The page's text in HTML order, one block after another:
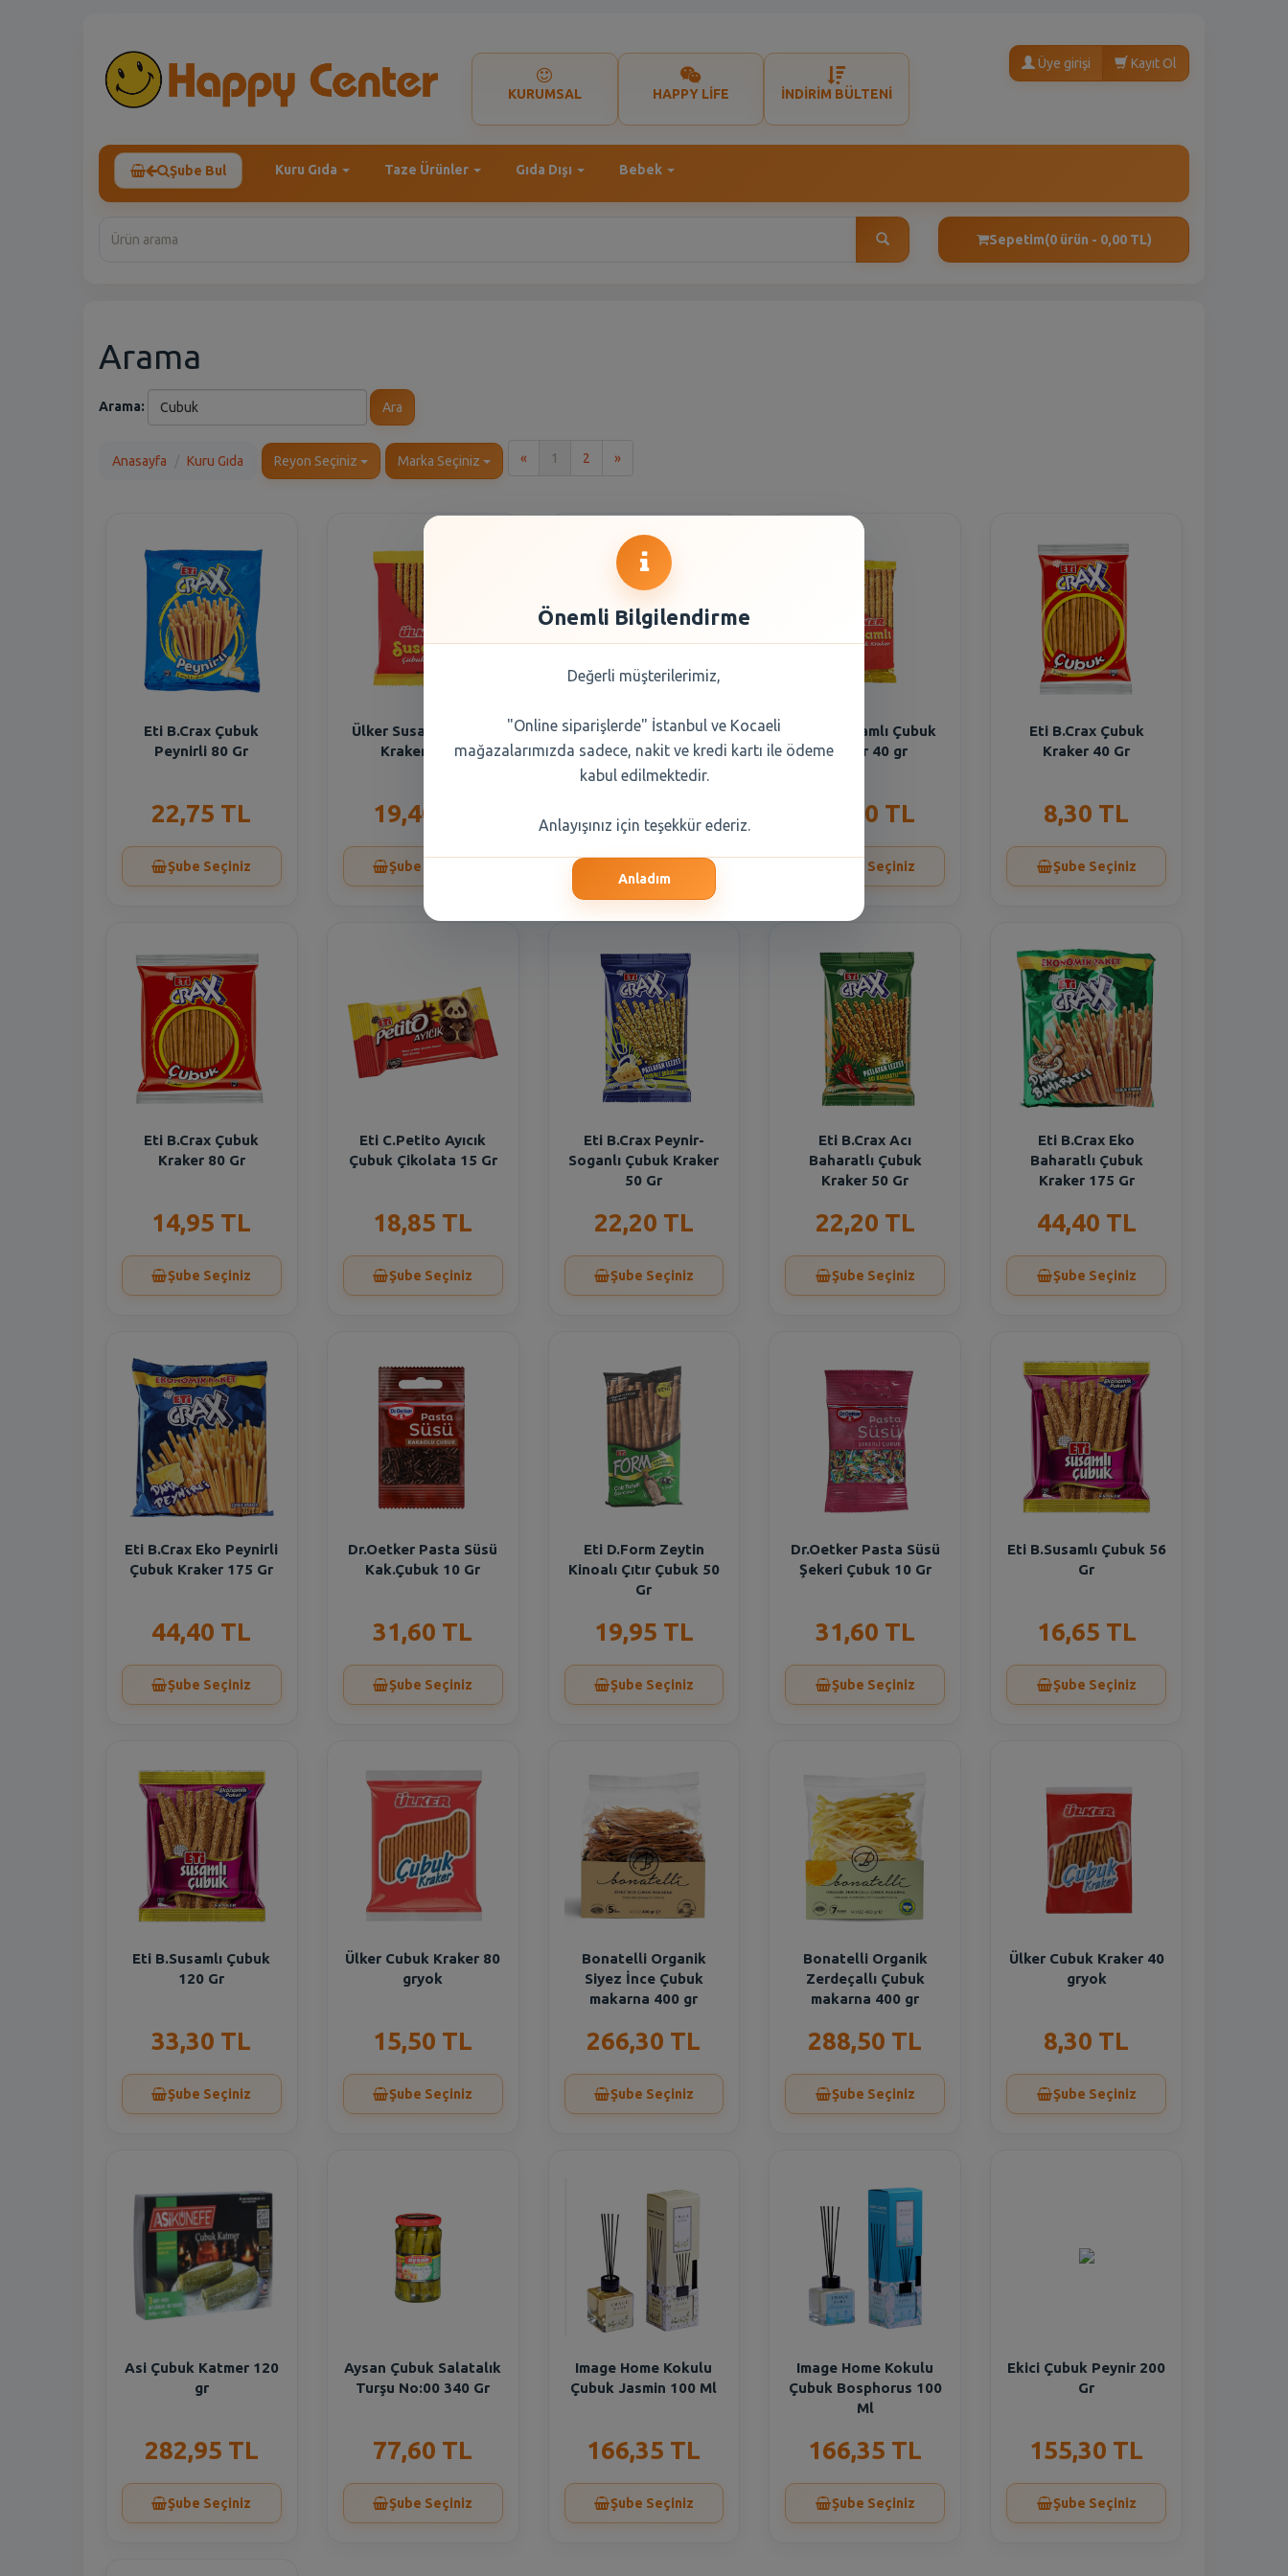
KURUMSAL HAPPY LİFE İNDİRİM BÜLTENİ
Üye girişi Kayıt Ol
Şube Bul Kuru Gıda Taze Ürünler Gıda Dışı Bebek
Sepetim(0 ürün - 0,00 TL)
Arama
Arama: Ara
Anasayfa Kuru Gıda Reyon Seçiniz Marka Seçiniz « 1 2 »Son
Eti B.Crax Çubuk
Peynirli 80 Gr
22,75 TL
Şube Seçiniz
Ülker Susamlı Çubuk
Kraker 70 gr
19,40 TL
Şube Seçiniz
Eti B.Crax Baharatlı
Çubuk 80 Gr
22,75 TL
Ülker Susamlı Çubuk
Kraker 40 gr
13,30 TL
Şube Seçiniz
Eti B.Crax Çubuk
Kraker 40 Gr
8,30 TL
Şube Seçiniz
Eti B.Crax Çubuk
Kraker 80 Gr
14,95 TL
Şube Seçiniz
Eti C.Petito Ayıcık
Çubuk Çikolata 15 Gr
18,85 TL
Şube Seçiniz
Eti B.Crax Peynir-
Soganlı Çubuk Kraker
50 Gr
22,20 TL
Şube Seçiniz
Eti B.Crax Acı
Baharatlı Çubuk
Kraker 50 Gr
22,20 TL
Şube Seçiniz
Eti B.Crax Eko
Baharatlı Çubuk
Kraker 175 Gr
44,40 TL
Şube Seçiniz
Eti B.Crax Eko Peynirli
Çubuk Kraker 175 Gr
44,40 TL
Şube Seçiniz
Dr.Oetker Pasta Süsü
Kak.Çubuk 10 Gr
31,60 TL
Şube Seçiniz
Eti D.Form Zeytin
Kinoalı Çıtır Çubuk 50
Gr
19,95 TL
Şube Seçiniz
Dr.Oetker Pasta Süsü
Şekeri Çubuk 10 Gr
31,60 TL
Şube Seçiniz
Eti B.Susamlı Çubuk 56
Gr
16,65 TL
Şube Seçiniz
Eti B.Susamlı Çubuk
120 Gr
33,30 TL
Şube Seçiniz
Ülker Cubuk Kraker 80
gryok
15,50 TL
Şube Seçiniz
Bonatelli Organik
Siyez İnce Çubuk
makarna 400 gr
266,30 TL
Şube Seçiniz
Bonatelli Organik
Zerdeçallı Çubuk
makarna 400 gr
288,50 TL
Şube Seçiniz
Ülker Cubuk Kraker 40
gryok
8,30 TL
Şube Seçiniz
Asi Çubuk Katmer 120
gr
282,95 TL
Şube Seçiniz
Aysan Çubuk Salatalık
Turşu No:00 340 Gr
77,60 TL
Şube Seçiniz
Image Home Kokulu
Çubuk Jasmin 100 Ml
166,35 TL
Şube Seçiniz
Image Home Kokulu
Çubuk Bosphorus 100
Ml
166,35 TL
Şube Seçiniz
Ekici Çubuk Peynir 200
Gr
155,30 TL
Şube Seçiniz
Önemli Bilgilendirme
Değerli müşterilerimiz,
"Online siparişlerde" İstanbul ve Kocaeli
mağazalarımızda sadece, nakit ve kredi kartı ile ödeme
kabul edilmektedir.
Anlayışınız için teşekkür ederiz.
Anladım